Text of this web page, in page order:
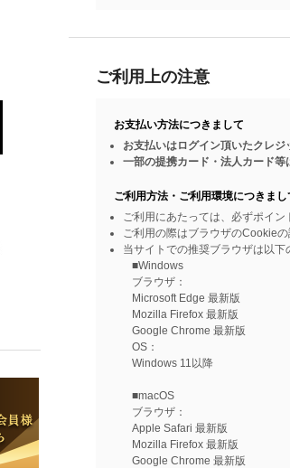
ご利用上の注意
お支払い方法につきまして
お支払いはログイン頂いたクレジ
一部の提携カード・法人カード等
ご利用方法・ご利用環境につきまし
ご利用にあたっては、必ずポイ
ご利用の際はブラウザのCookie
当サイトでの推奨ブラウザは以下
■Windows
ブラウザ：
Microsoft Edge 最新版
Mozilla Firefox 最新版
Google Chrome 最新版
OS：
Windows 11以降
■macOS
ブラウザ：
Apple Safari 最新版
Mozilla Firefox 最新版
Google Chrome 最新版